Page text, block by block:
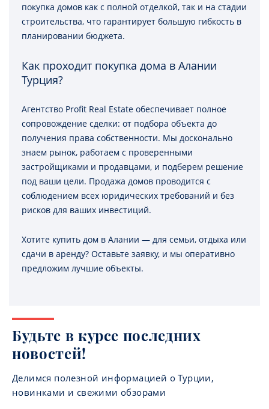
покупка домов как с полной отделкой, так и на стадии
строительства, что гарантирует большую гибкость в
планировании бюджета.
Как проходит покупка дома в Алании
Турция?
Агентство Profit Real Estate обеспечивает полное
сопровождение сделки: от подбора объекта до
получения права собственности. Мы досконально
знаем рынок, работаем с проверенными
застройщиками и продавцами, и подберем решение
под ваши цели. Продажа домов проводится с
соблюдением всех юридических требований и без
рисков для ваших инвестиций.
Хотите купить дом в Алании — для семьи, отдыха или
сдачи в аренду? Оставьте заявку, и мы оперативно
предложим лучшие объекты.
Будьте в курсе последних
новостей!
Делимся полезной информацией о Турции,
новинками и свежими обзорами